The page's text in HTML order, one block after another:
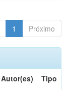
1 Próximo
Autor(es) Tipo